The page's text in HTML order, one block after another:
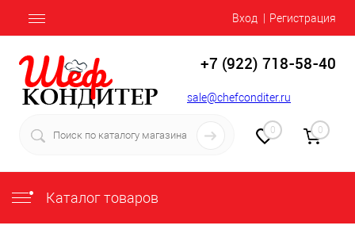
Вход Регистрация
+7 (922) 718-58-40
sale@chefconditer.ru
0 0
Каталог товаров